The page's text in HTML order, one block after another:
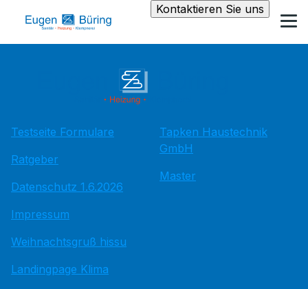
Kontaktieren Sie uns
Testseite Formulare
Ratgeber
Datenschutz 1.6.2026
Impressum
Weihnachtsgruß hissu
Landingpage Klima
Tapken Haustechnik
GmbH
Master